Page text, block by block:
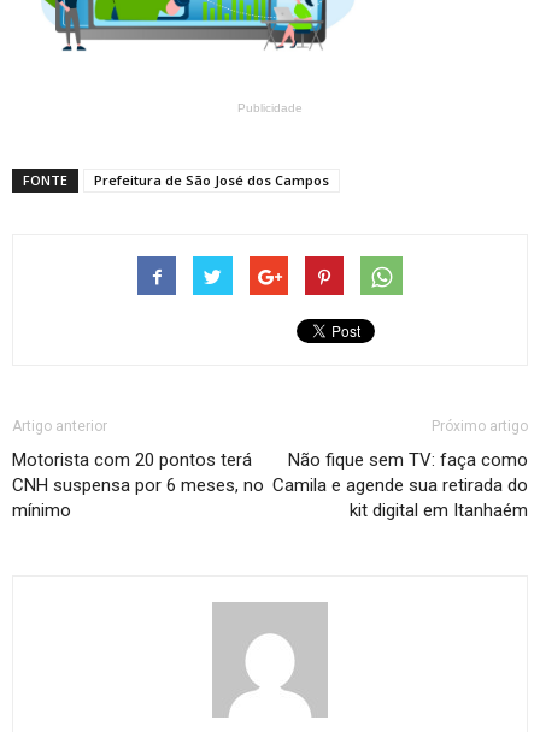
Publicidade
FONTE Prefeitura de São José dos Campos
Artigo anterior
Motorista com 20 pontos terá
CNH suspensa por 6 meses, no
mínimo
Próximo artigo
Não fique sem TV: faça como
Camila e agende sua retirada do
kit digital em Itanhaém